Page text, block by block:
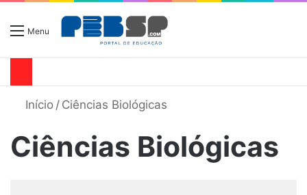
Menu
Início / Ciências Biológicas
Ciências Biológicas